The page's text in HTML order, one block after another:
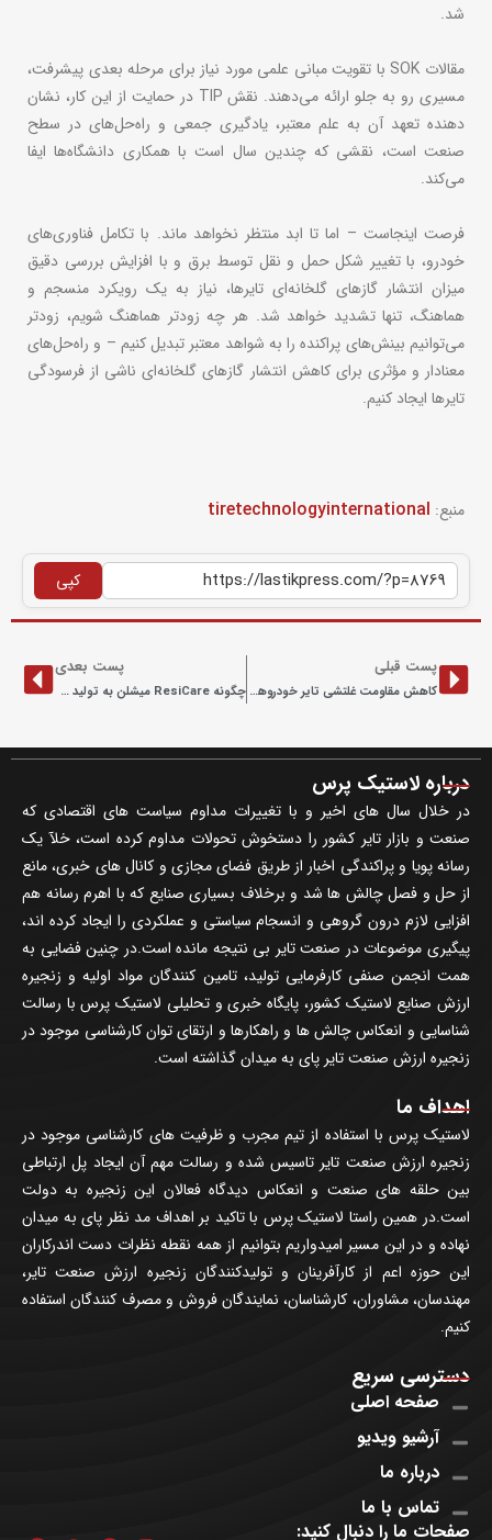
شد.
مقالات SOK با تقویت مبانی علمی مورد نیاز برای مرحله بعدی پیشرفت،
مسیری رو به جلو ارائه می‌دهند. نقش TIP در حمایت از این کار، نشان
دهنده تعهد آن به علم معتبر، یادگیری جمعی و راه‌حل‌های در سطح
صنعت است، نقشی که چندین سال است با همکاری دانشگاه‌ها ایفا
می‌کند.
فرصت اینجاست – اما تا ابد منتظر نخواهد ماند. با تکامل فناوری‌های
خودرو، با تغییر شکل حمل و نقل توسط برق و با افزایش بررسی دقیق
میزان انتشار گازهای گلخانه‌ای تایرها، نیاز به یک رویکرد منسجم و
هماهنگ، تنها تشدید خواهد شد. هر چه زودتر هماهنگ شویم، زودتر
می‌توانیم بینش‌های پراکنده را به شواهد معتبر تبدیل کنیم – و راه‌حل‌های
معنادار و مؤثری برای کاهش انتشار گازهای گلخانه‌ای ناشی از فرسودگی
تایرها ایجاد کنیم.
منبع: tiretechnologyinternational
کپی
پست قبلی
کاهش مقاومت غلتشی تایر خودروهای برقی و احتراق داخلی در کنتیننتال
پست بعدی
چگونه ResiCare میشلن به تولید ۱۰۰ میلیون حلقه تایر کمک کرد
درباره لاستیک پرس
در خلال سال های اخیر و با تغییرات مداوم سیاست های اقتصادی که
صنعت و بازار تایر کشور را دستخوش تحولات مداوم کرده است، خلآ یک
رسانه پویا و پراکندگی اخبار از طریق فضای مجازی و کانال های خبری، مانع
از حل و فصل چالش ها شد و برخلاف بسیاری صنایع که با اهرم رسانه هم
افزایی لازم درون گروهی و انسجام سیاستی و عملکردی را ایجاد کرده اند،
پیگیری موضوعات در صنعت تایر بی نتیجه مانده است.در چنین فضایی به
همت انجمن صنفی کارفرمایی تولید، تامین کنندگان مواد اولیه و زنجیره
ارزش صنایع لاستیک کشور، پایگاه خبری و تحلیلی لاستیک پرس با رسالت
شناسایی و انعکاس چالش ها و راهکارها و ارتقای توان کارشناسی موجود در
زنجیره ارزش صنعت تایر پای به میدان گذاشته است.
اهداف ما
لاستیک پرس با استفاده از تیم مجرب و ظرفیت های کارشناسی موجود در
زنجیره ارزش صنعت تایر تاسیس شده و رسالت مهم آن ایجاد پل ارتباطی
بین حلقه های صنعت و انعکاس دیدگاه فعالان این زنجیره به دولت
است.در همین راستا لاستیک پرس با تاکید بر اهداف مد نظر پای به میدان
نهاده و در این مسیر امیدواریم بتوانیم از همه نقطه نظرات دست اندرکاران
این حوزه اعم از کارآفرینان و تولیدکنندگان زنجیره ارزش صنعت تایر،
مهندسان، مشاوران، کارشناسان، نمایندگان فروش و مصرف کنندگان استفاده
کنیم.
دسترسی سریع
صفحه اصلی
آرشیو ویدیو
درباره ما
تماس با ما
صفحات ما را دنبال کنید: